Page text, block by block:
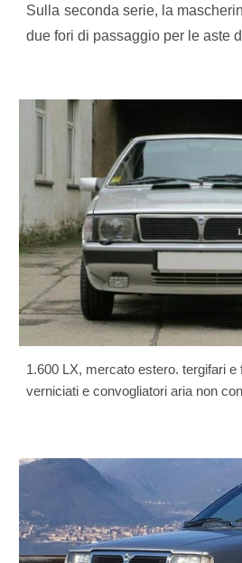
Sulla seconda serie, la
due fori di passaggio per le aste
1.600 LX, mercato estero. tergifari
verniciati e convogliatori aria non